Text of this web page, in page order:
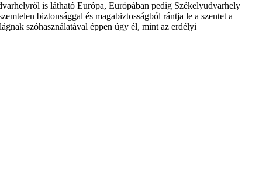
is látható Európa, Európában pedig Székelyudvarhely
biztonsággal és magabiztosságból rántja le a szentet a
szóhasználatával éppen úgy él, mint az erdélyi